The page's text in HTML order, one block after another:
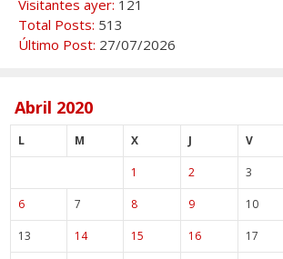
Visitantes ayer: 121
Total Posts: 513
Último Post: 27/07/2026
Abril 2020
L M X J V
1 2 3
6 7 8 9 10
13 14 15 16 17